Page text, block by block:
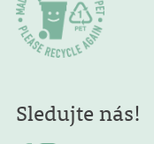
Sledujte nás!